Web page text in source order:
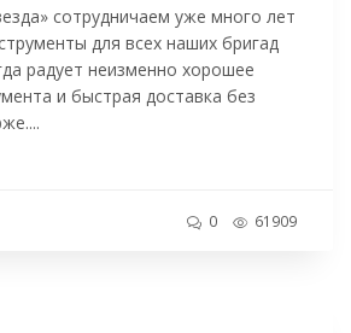
сотрудничаем уже много лет
для всех наших бригад
радует неизменно хорошее
и быстрая доставка без
0 61909